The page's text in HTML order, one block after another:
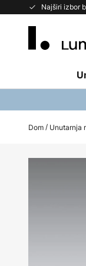
Najširi izbor
Skip
Dom Unutarnja